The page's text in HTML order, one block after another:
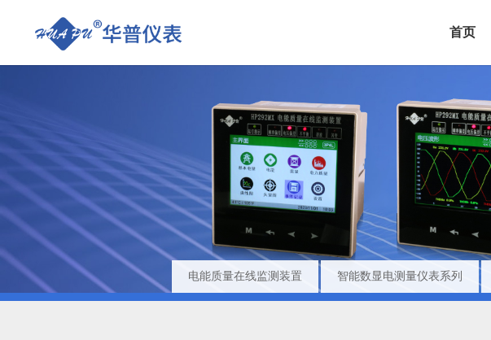
首页
电能质量在线监测装置 智能数显电测量仪表系列